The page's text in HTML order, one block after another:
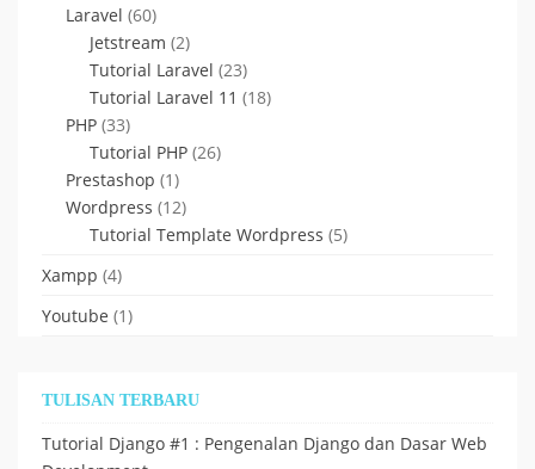
Laravel (60)
Jetstream (2)
Tutorial Laravel (23)
Tutorial Laravel 11 (18)
PHP (33)
Tutorial PHP (26)
Prestashop (1)
Wordpress (12)
Tutorial Template Wordpress (5)
Xampp (4)
Youtube (1)
TULISAN TERBARU
Tutorial Django #1 : Pengenalan Django dan Dasar Web